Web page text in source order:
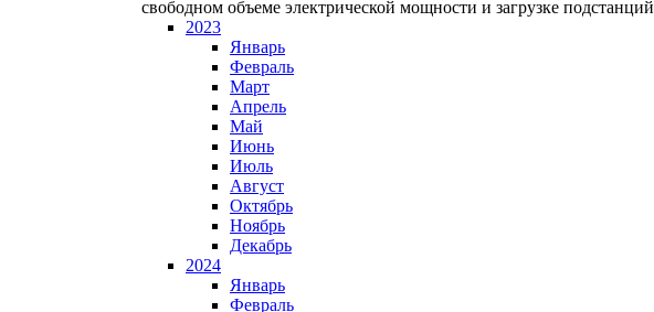
свободном объеме электрической мощности и загрузке подстанций
2023
Январь
Февраль
Март
Апрель
Май
Июнь
Июль
Август
Октябрь
Ноябрь
Декабрь
2024
Январь
Февраль